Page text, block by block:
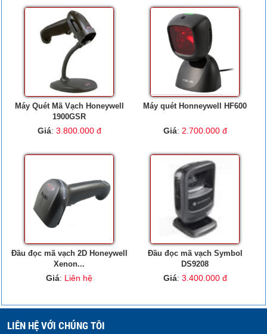
Máy Quét Mã Vạch Honeywell
1900GSR
Giá: 3.800.000 đ
Máy quét Honneywell HF600
Giá: 2.700.000 đ
Đầu đọc mã vạch 2D Honeywell
Xenon...
Giá: Liên hệ
Đầu đọc mã vạch Symbol
DS9208
Giá: 3.400.000 đ
LIÊN HỆ VỚI CHÚNG TÔI